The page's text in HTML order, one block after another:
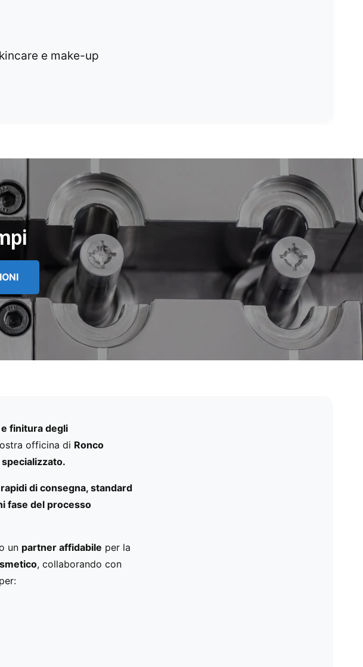
e make-up
finitura degli
officina di Ronco
di consegna, standard
fase del processo
un partner affidabile per la
, collaborando con